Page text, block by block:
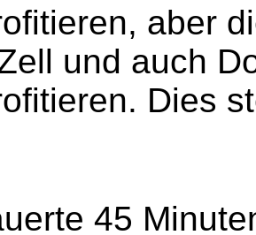
aber
und auch
Dies
45